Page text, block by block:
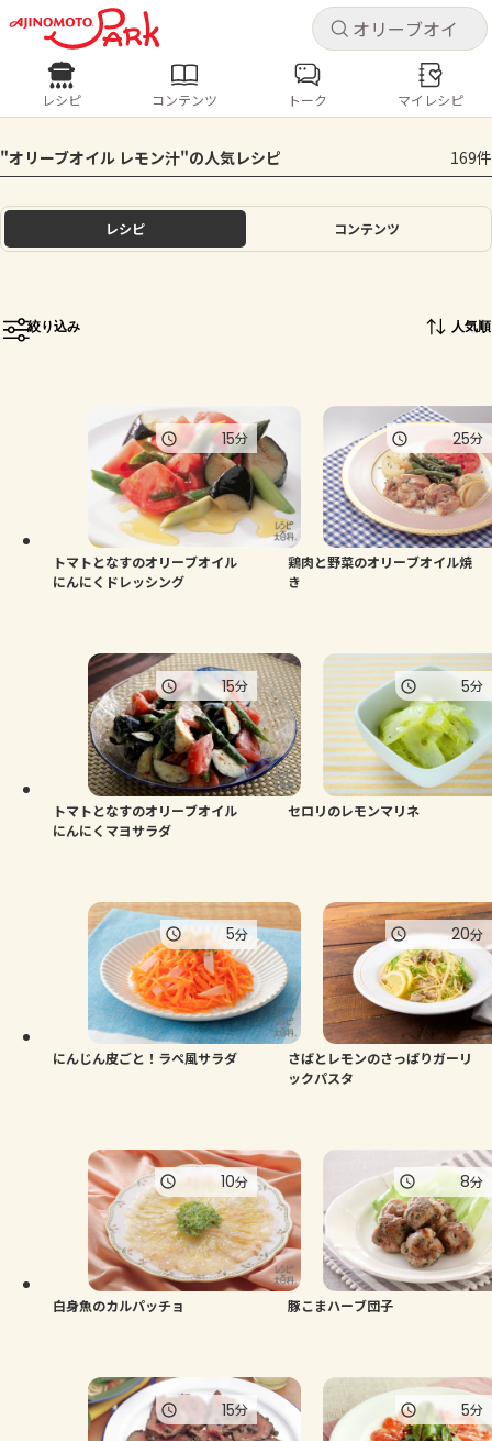
キャ
ログインするとレシピを保存できます
ログイン
ホーム
トーク
よくあるお問い合わせ
お買い物
キャ
レシピ コンテンツ
人気の食材・レシピ
きゅうり なす トマト とうもろこし
ピーマン
レシピ コンテンツ トーク マイレシピ
"オリーブオイル レモン汁"の人気レシピ 169件
レシピ コンテンツ
絞り込み 人気順
トマトとなすのオリーブオイル
にんにくドレッシング
15分
鶏肉と野菜のオリーブオイル焼
き
25分
トマトとなすのオリーブオイル
にんにくマヨサラダ
15分
セロリのレモンマリネ
5分
にんじん皮ごと！ラぺ風サラダ
5分
さばとレモンのさっぱりガーリ
ックパスタ
20分
白身魚のカルパッチョ
10分
豚こまハーブ団子
8分
15分 5分